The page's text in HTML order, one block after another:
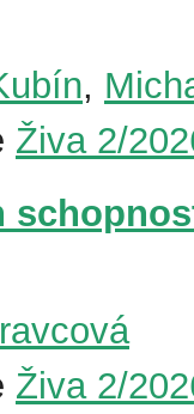
,
Živa 2/
Živa 2/